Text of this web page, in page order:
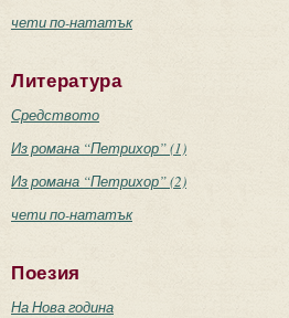
чети по-нататък
Литература
Средството
Из романа “Петрихор” (1)
Из романа “Петрихор” (2)
чети по-нататък
Поезия
На Нова година